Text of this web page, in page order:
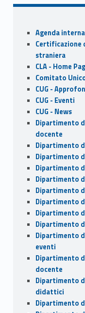
b
o
o
k
d
o
n
l
Sidebar
Agenda
Certificazione
straniera
CLA - Home
Comitato
CUG -
CUG - Eventi
CUG - News
Dipartimento
docente
Dipartimento
Dipartimento
Dipartimento
Dipartimento
Dipartimento
Dipartimento
Dipartimento
Dipartimento
Dipartimento
eventi
Dipartimento
docente
Dipartimento
didattici
Dipartimento